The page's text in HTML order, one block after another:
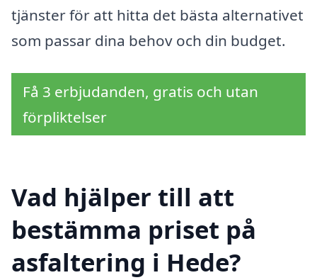
tjänster för att hitta det bästa alternativet
som passar dina behov och din budget.
Få 3 erbjudanden, gratis och utan
förpliktelser
Vad hjälper till att
bestämma priset på
asfaltering i Hede?